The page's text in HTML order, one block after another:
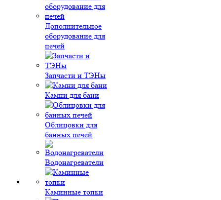
Дополнительное
оборудование для
печей
Запчасти и ТЭНы
Камни для бани
Облицовки для
банных печей
Водонагреватели
Каминные топки